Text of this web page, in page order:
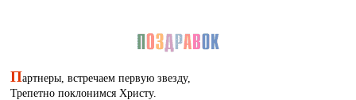
Партнеры, встречаем первую звезду,
Трепетно поклонимся Христу.